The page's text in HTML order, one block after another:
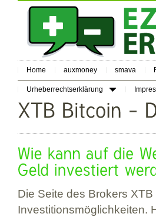
Home auxmoney smava
Urheberrechtserklärung
Die Seite des Brokers
Investitionsmöglichkeiten.